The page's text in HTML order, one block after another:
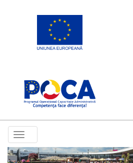
Toggle
navigation